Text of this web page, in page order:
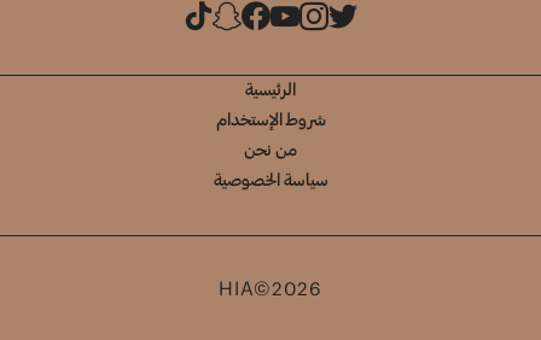
الرئيسية
شروط الإستخدام
من نحن
سياسة الخصوصية
HIA©2026